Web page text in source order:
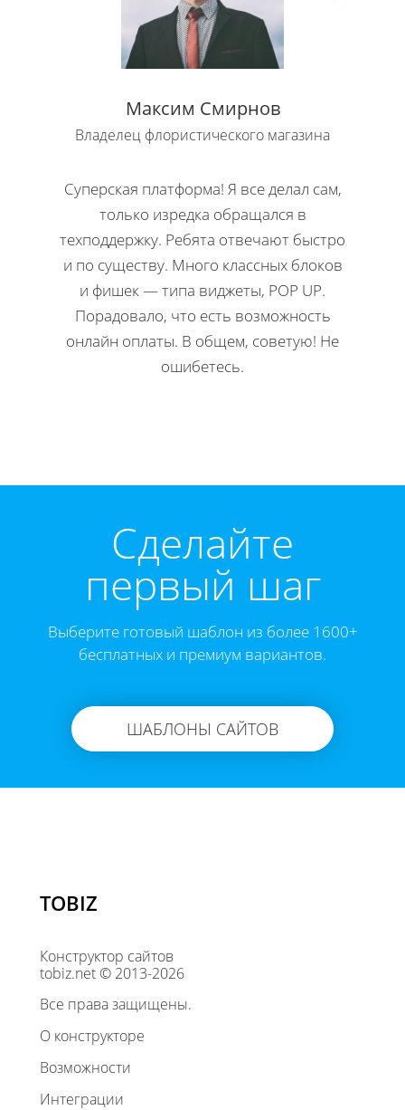
Максим Смирнов
Владелец флористического магазина
Суперская платформа! Я все делал сам,
только изредка обращался в
техподдержку. Ребята отвечают быстро
и по существу. Много классных блоков
и фишек — типа виджеты, POP UP.
Порадовало, что есть возможность
онлайн оплаты. В общем, советую! Не
ошибетесь.
Cделайте
первый шаг
Выберите готовый шаблон из более 1600+
бесплатных и премиум вариантов.
ШАБЛОНЫ САЙТОВ
TOBIZ
Конструктор сайтов
tobiz.net © 2013-2026
Все права защищены.
О конструкторе
Возможности
Интеграции